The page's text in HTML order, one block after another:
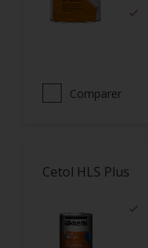
Comparer
Cetol HLS Plus